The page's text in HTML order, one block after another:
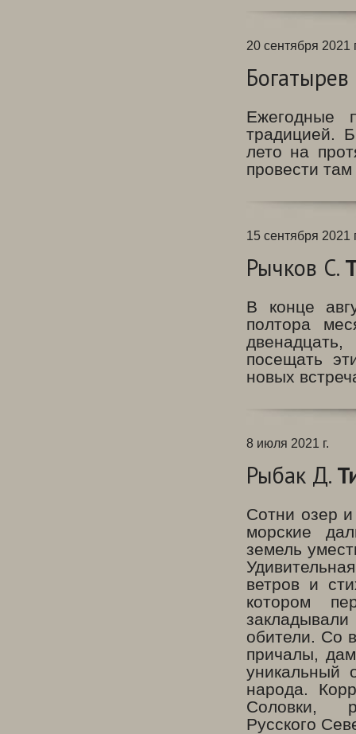
20 сентября 2021
Ежегодные
традицией.
лето на
провести
15 сентября 2021
Рычков С.
В конце
полтора
посещать
новых
8 июля 2021 г.
Рыбак Д.
Сотни озер
морские
земель
ветров и
котором
обители. Со
причалы,
уникальный
народа.
Соловки,
Русского